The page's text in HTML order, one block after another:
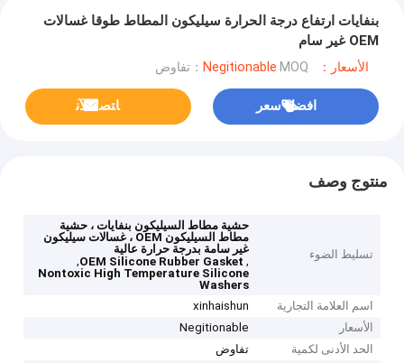
بنفايات ارتفاع درجة الحرارة سيليكون المطاط طوقا غسالات
OEM غير سام
الأسعار：Negitionable MOQ：تفاوض
افضل سعر ﺎﺘﺼﻟ ﺍﻶﻧ
منتوج وصف
تسليط الضوء
حشية مطاط السيليكون بنفايات ، حشية
مطاط السيليكون OEM ، غسالات سيليكون
غير سامة بدرجة حرارة عالية
,
OEM Silicone Rubber Gasket
,
Nontoxic High Temperature Silicone
Washers
اسم العلامة التجارية
xinhaishun
الأسعار
Negitionable
الحد الأدنى لكمية
تفاوض